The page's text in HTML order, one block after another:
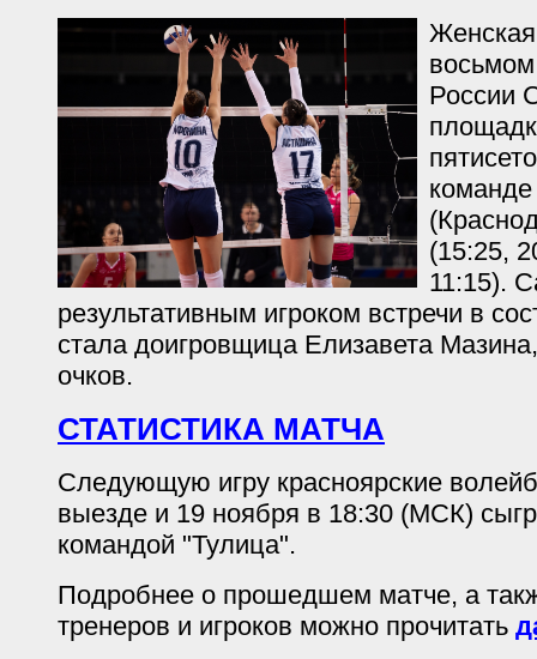
России
(15:25,
11:15).
результативным игроком встречи в
стала доигровщица Елизавета
очков.
СТАТИСТИКА МАТЧА
Следующую игру красноярские
выезде и 19 ноября в 18:30 (МСК)
командой "Тулица".
Подробнее о прошедшем матче, а
тренеров и игроков можно прочитать